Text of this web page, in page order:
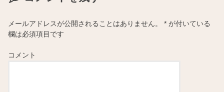
メールアドレスが公開されることはありません。 * が付いている
欄は必須項目です
コメント